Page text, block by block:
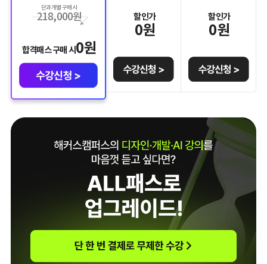
단과 개별 구매 시
218,000원
합격패스 구매 시0원
할인가
0원
할인가
0원